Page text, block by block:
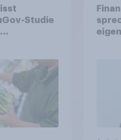
Studie